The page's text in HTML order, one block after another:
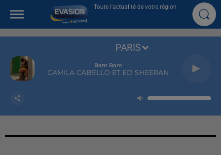
Toute l'actualité de votre région
Bam Bam
CAMILA CABELLO ET ED SHEERAN
PARIS